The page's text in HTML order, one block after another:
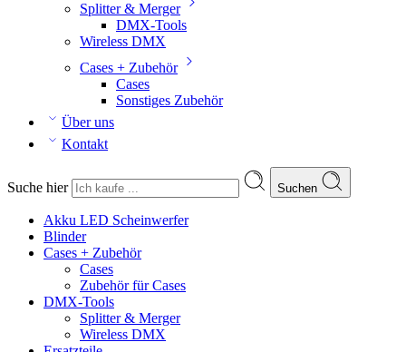
Splitter & Merger
DMX-Tools
Wireless DMX
Cases + Zubehör
Cases
Sonstiges Zubehör
Über uns
Kontakt
Suche hier Suchen
Akku LED Scheinwerfer
Blinder
Cases + Zubehör
Cases
Zubehör für Cases
DMX-Tools
Splitter & Merger
Wireless DMX